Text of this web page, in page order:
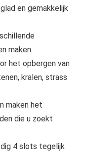
en gemakkelijk
maken.
het opbergen van
kralen, strass
maken het
die u zoekt
4 slots tegelijk